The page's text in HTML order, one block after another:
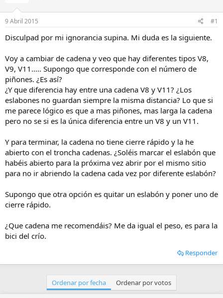
e
o
9 Abril 2015 #1
Disculpad por mi ignorancia supina. Mi duda es la siguiente.
Voy a cambiar de cadena y veo que hay diferentes tipos V8,
V9, V11..... Supongo que corresponde con el número de
piñones. ¿Es así?
¿Y que diferencia hay entre una cadena V8 y V11? ¿Los
eslabones no guardan siempre la misma distancia? Lo que si
me parece lógico es que a mas piñones, mas larga la cadena
pero no se si es la única diferencia entre un V8 y un V11.
Y para terminar, la cadena no tiene cierre rápido y la he
abierto con el troncha cadenas. ¿Soléis marcar el eslabón que
habéis abierto para la próxima vez abrir por el mismo sitio
para no ir abriendo la cadena cada vez por diferente eslabón?
Supongo que otra opción es quitar un eslabón y poner uno de
cierre rápido.
¿Que cadena me recomendáis? Me da igual el peso, es para la
bici del crío.
Responder
Ordenar por fecha Ordenar por votos